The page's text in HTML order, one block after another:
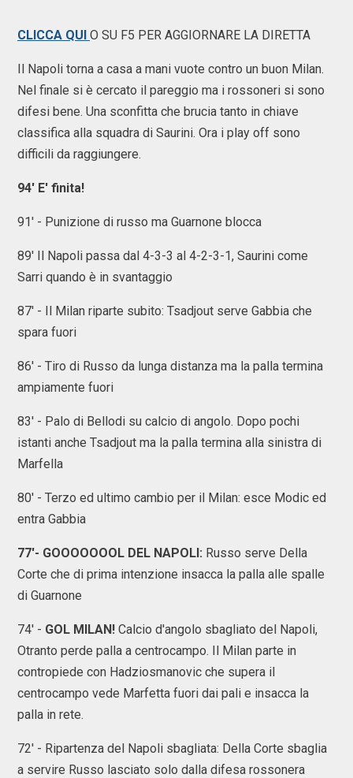
CLICCA QUI O SU F5 PER AGGIORNARE LA DIRETTA
Il Napoli torna a casa a mani vuote contro un buon Milan.
Nel finale si è cercato il pareggio ma i rossoneri si sono
difesi bene. Una sconfitta che brucia tanto in chiave
classifica alla squadra di Saurini. Ora i play off sono
difficili da raggiungere.
94' E' finita!
91' - Punizione di russo ma Guarnone blocca
89' Il Napoli passa dal 4-3-3 al 4-2-3-1, Saurini come
Sarri quando è in svantaggio
87' - Il Milan riparte subito: Tsadjout serve Gabbia che
spara fuori
86' - Tiro di Russo da lunga distanza ma la palla termina
ampiamente fuori
83' - Palo di Bellodi su calcio di angolo. Dopo pochi
istanti anche Tsadjout ma la palla termina alla sinistra di
Marfella
80' - Terzo ed ultimo cambio per il Milan: esce Modic ed
entra Gabbia
77'- GOOOOOOOL DEL NAPOLI: Russo serve Della
Corte che di prima intenzione insacca la palla alle spalle
di Guarnone
74' - GOL MILAN! Calcio d'angolo sbagliato del Napoli,
Otranto perde palla a centrocampo. Il Milan parte in
contropiede con Hadziosmanovic che supera il
centrocampo vede Marfetta fuori dai pali e insacca la
palla in rete.
72' - Ripartenza del Napoli sbagliata: Della Corte sbaglia
a servire Russo lasciato solo dalla difesa rossonera